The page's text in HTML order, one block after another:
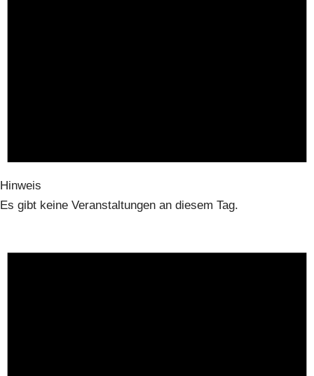
Hinweis
Es gibt keine Veranstaltungen an diesem Tag.